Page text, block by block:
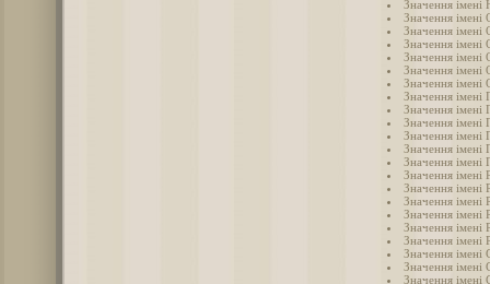
Значення імені
Значення імені
Значення імені
Значення імені
Значення імені
Значення імені
Значення імені
Значення імені
Значення імені
Значення імені
Значення імені
Значення імені
Значення імені
Значення імені
Значення імені
Значення імені
Значення імені
Значення імені
Значення імені
Значення імені
Значення імені
Значення імені